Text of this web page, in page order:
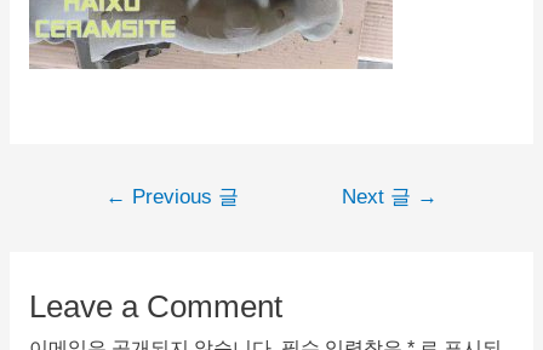
← Previous 글 Next 글 →
Leave a Comment